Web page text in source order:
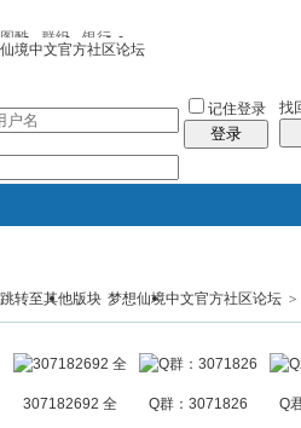
图酷 群组 银行
记住登录
登录
找
银行 群组聚合 我的空间
梦想仙境中文官方社区论坛 >
307182692 全 Q群：3071826 Q